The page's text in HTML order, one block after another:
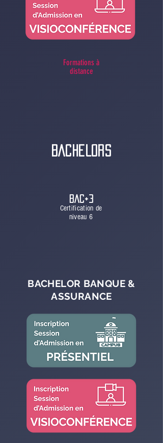
Formations à
distance
BACHELORS
BAC+3
Certification de
niveau 6
BACHELOR BANQUE &
ASSURANCE